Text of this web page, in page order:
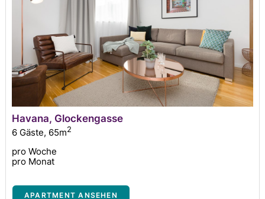
Havana, Glockengasse
6 Gäste, 65m2
pro Woche
pro Monat
APARTMENT ANSEHEN